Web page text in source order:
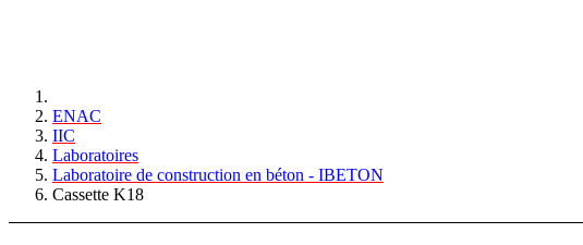
ENAC
IIC
Laboratoires
Laboratoire de construction en béton - IBETON
Cassette K18